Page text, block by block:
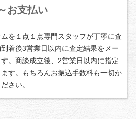
お支払い
を１点１点専門スタッフが丁寧に査
着後3営業日以内に査定結果をメー
。商談成立後、2営業日以内に指定
す。 もちろんお振込手数料も一切か
さい。